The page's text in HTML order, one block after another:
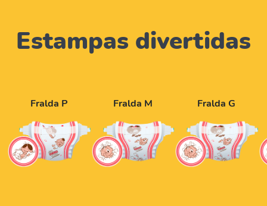
Estampas divertidas
Fralda P Fralda M Fralda G